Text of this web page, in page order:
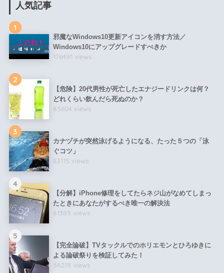
人気記事
1
邪魔なWindows10更新アイコンを消す方法／
Windows10にアップグレードすべきか
176491 views
2
【危険】20代男性が死亡したエナジードリンクは何？
どれくらい飲んだら死ぬのか？
85604 views
3
カナヅチが突然泳げるようになる、たった５つの「泳
ぐコツ」
83115 views
4
【分解】iPhone修理をしてたらネジ山がなめてしまっ
たときにあなたがするべき唯一の解決法
81389 views
5
【完全論破】TVタックルでのホリエモンとひろゆきに
よる論破祭りを検証してみた！
58219 views